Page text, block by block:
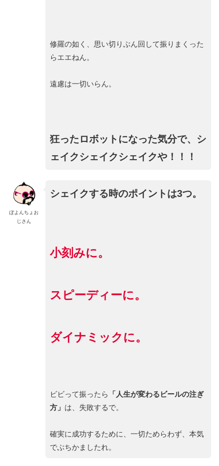
修羅の如く、思い切りぶん回して振りまくった
らエエねん。
遠慮は一切いらん。
狂ったロボットになった気分で、シ
ェイクシェイクシェイクや！！！
ぽよんちょお
じさん
シェイクする時のポイントは3つ。
小刻みに。
スピーディーに。
ダイナミックに。
ビビって振ったら 「人生が変わるビールの注ぎ
方」 は、失敗するで。
確実に成功するために、一切ためらわず、本気
でぶちかましたれ。